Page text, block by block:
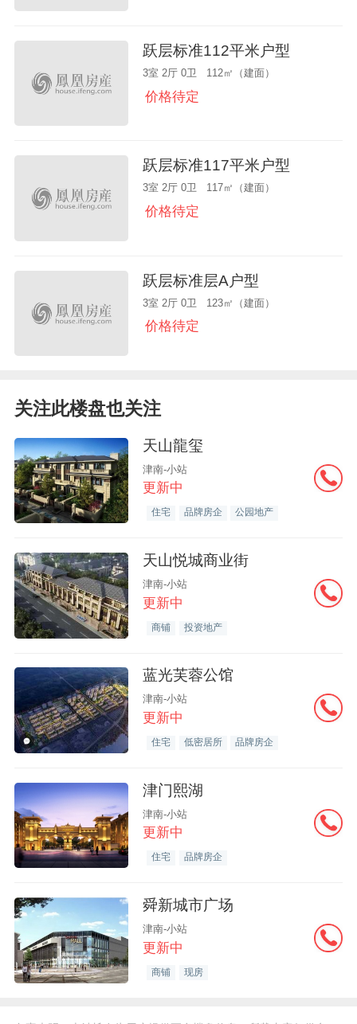
跃层标准112平米户型
3室 2厅 0卫 112㎡（建面）
价格待定
跃层标准117平米户型
3室 2厅 0卫 117㎡（建面）
价格待定
跃层标准层A户型
3室 2厅 0卫 123㎡（建面）
价格待定
关注此楼盘也关注
天山龍玺
津南-小站
更新中
住宅 品牌房企 公园地产
天山悦城商业街
津南-小站
更新中
商铺 投资地产
蓝光芙蓉公馆
津南-小站
更新中
住宅 低密居所 品牌房企
津门熙湖
津南-小站
更新中
住宅 品牌房企
舜新城市广场
津南-小站
更新中
商铺 现房